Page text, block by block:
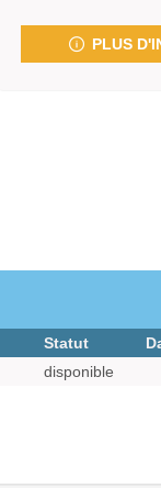
PLUS
Statut
disponible